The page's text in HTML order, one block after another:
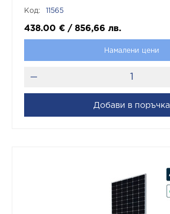
Код: 11565
438.00 € / 856,66 лв.
Намалени цени
Добави в поръчка